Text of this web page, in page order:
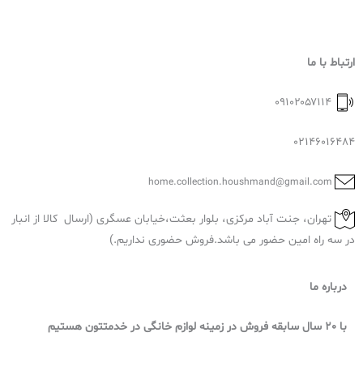
ارتباط با ما
02146016484
تهران، جنت آباد مرکزی، بلوار بعثت،خیابان عسگری (ارسال کالا از انبار
در سه راه امین حضور می باشد.فروش حضوری نداریم.)
درباره ما
با 20 سال سابقه فروش در زمینه لوازم خانگی در خدمتتون هستیم